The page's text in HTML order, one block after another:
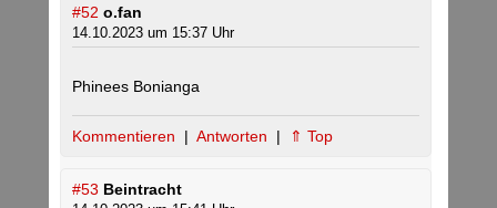
#52 o.fan
14.10.2023 um 15:37 Uhr
Phinees Bonianga
Kommentieren | Antworten | ⇑ Top
#53 Beintracht